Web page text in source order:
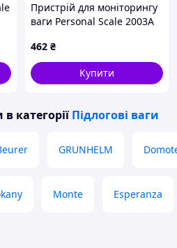
Пристрій для моніторингу
ваги Personal Scale 2003A
462 ₴
Купити
в категорії Підлогові ваги
GRUNHELM
Monte Esperanza